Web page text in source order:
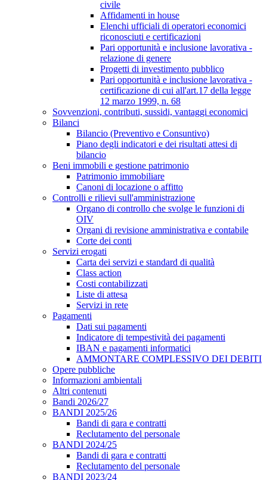
civile
Affidamenti in house
Elenchi ufficiali di operatori economici
riconosciuti e certificazioni
Pari opportunità e inclusione lavorativa -
relazione di genere
Progetti di investimento pubblico
Pari opportunità e inclusione lavorativa -
certificazione di cui all'art.17 della legge
12 marzo 1999, n. 68
Sovvenzioni, contributi, sussidi, vantaggi economici
Bilanci
Bilancio (Preventivo e Consuntivo)
Piano degli indicatori e dei risultati attesi di
bilancio
Beni immobili e gestione patrimonio
Patrimonio immobiliare
Canoni di locazione o affitto
Controlli e rilievi sull'amministrazione
Organo di controllo che svolge le funzioni di
OIV
Organi di revisione amministrativa e contabile
Corte dei conti
Servizi erogati
Carta dei servizi e standard di qualità
Class action
Costi contabilizzati
Liste di attesa
Servizi in rete
Pagamenti
Dati sui pagamenti
Indicatore di tempestività dei pagamenti
IBAN e pagamenti informatici
AMMONTARE COMPLESSIVO DEI DEBITI
Opere pubbliche
Informazioni ambientali
Altri contenuti
Bandi 2026/27
BANDI 2025/26
Bandi di gara e contratti
Reclutamento del personale
BANDI 2024/25
Bandi di gara e contratti
Reclutamento del personale
BANDI 2023/24